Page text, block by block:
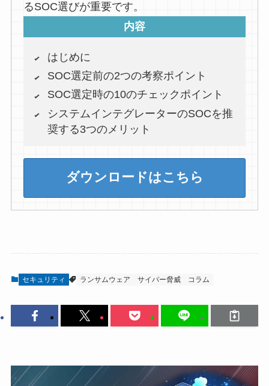
るSOC選びが重要です。
内容
はじめに
SOC選定前の2つの考察ポイント
SOC選定時の10のチェックポイント
システムインテグレーターのSOCを推
奨する3つのメリット
ダウンロードはこちら
セキュリティ ランサムウェア サイバー脅威 コラム